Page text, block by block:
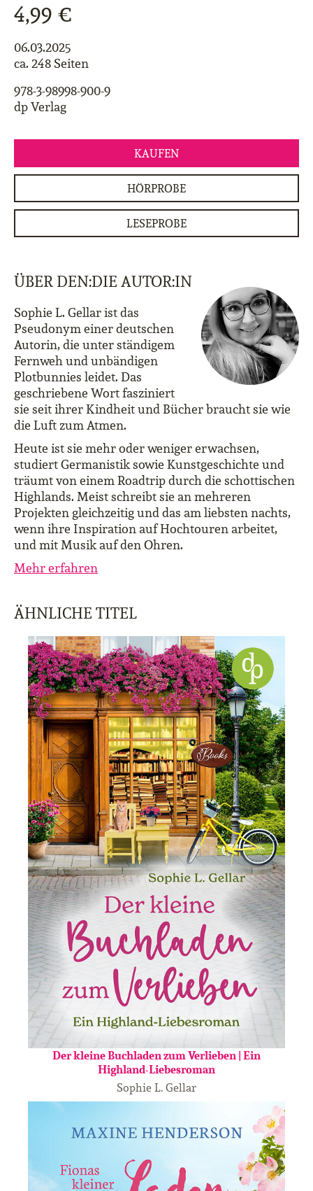
4,99 €
06.03.2025
ca. 248 Seiten
978-3-98998-900-9
dp Verlag
KAUFEN
HÖRPROBE
LESEPROBE
ÜBER DEN:DIE AUTOR:IN
Sophie L. Gellar ist das
Pseudonym einer deutschen
Autorin, die unter ständigem
Fernweh und unbändigen
Plotbunnies leidet. Das
geschriebene Wort fasziniert
sie seit ihrer Kindheit und Bücher braucht sie wie
die Luft zum Atmen.
Heute ist sie mehr oder weniger erwachsen,
studiert Germanistik sowie Kunstgeschichte und
träumt von einem Roadtrip durch die schottischen
Highlands. Meist schreibt sie an mehreren
Projekten gleichzeitig und das am liebsten nachts,
wenn ihre Inspiration auf Hochtouren arbeitet,
und mit Musik auf den Ohren.
Mehr erfahren
ÄHNLICHE TITEL
Der kleine Buchladen zum Verlieben | Ein
Highland-Liebesroman
Sophie L. Gellar